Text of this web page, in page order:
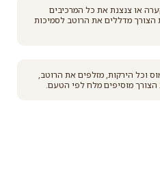
או צנצנת את כל המרכיבים
מדללים את הרוטב לסמיכות
וכל הירקות, מזלפים את הרוטב,
הצורך מוסיפים מלח לפי הטעם.